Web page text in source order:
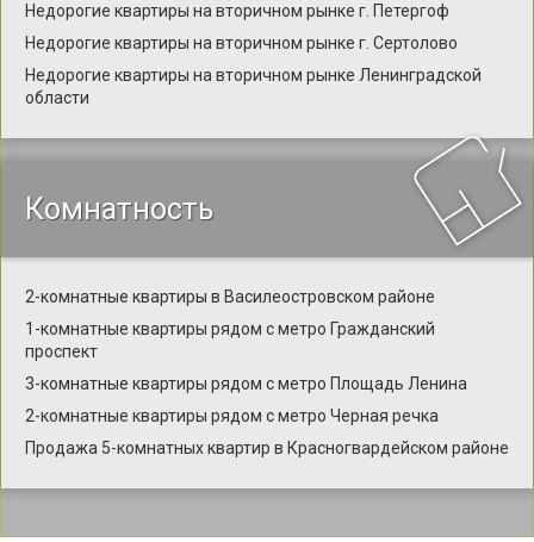
Недорогие квартиры на вторичном рынке г. Петергоф
Недорогие квартиры на вторичном рынке г. Сертолово
Недорогие квартиры на вторичном рынке Ленинградской
области
Комнатность
2-комнатные квартиры в Василеостровском районе
1-комнатные квартиры рядом с метро Гражданский
проспект
3-комнатные квартиры рядом с метро Площадь Ленина
2-комнатные квартиры рядом с метро Черная речка
Продажа 5-комнатных квартир в Красногвардейском районе